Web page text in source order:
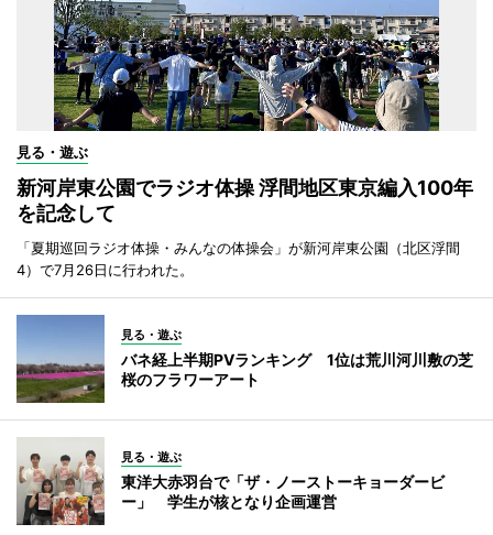
見る・遊ぶ
新河岸東公園でラジオ体操 浮間地区東京編入100年
を記念して
「夏期巡回ラジオ体操・みんなの体操会」が新河岸東公園（北区浮間
4）で7月26日に行われた。
見る・遊ぶ
バネ経上半期PVランキング 1位は荒川河川敷の芝
桜のフラワーアート
見る・遊ぶ
東洋大赤羽台で「ザ・ノーストーキョーダービ
ー」 学生が核となり企画運営